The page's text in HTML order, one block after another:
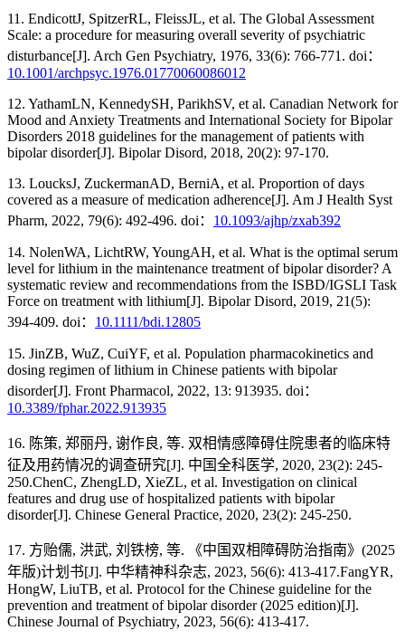
11. EndicottJ, SpitzerRL, FleissJL, et al. The Global Assessment
Scale: a procedure for measuring overall severity of psychiatric
disturbance[J]. Arch Gen Psychiatry, 1976, 33(6): 766-771. doi：
10.1001/archpsyc.1976.01770060086012
12. YathamLN, KennedySH, ParikhSV, et al. Canadian Network for
Mood and Anxiety Treatments and International Society for Bipolar
Disorders 2018 guidelines for the management of patients with
bipolar disorder[J]. Bipolar Disord, 2018, 20(2): 97-170.
13. LoucksJ, ZuckermanAD, BerniA, et al. Proportion of days
covered as a measure of medication adherence[J]. Am J Health Syst
Pharm, 2022, 79(6): 492-496. doi： 10.1093/ajhp/zxab392
14. NolenWA, LichtRW, YoungAH, et al. What is the optimal serum
level for lithium in the maintenance treatment of bipolar disorder? A
systematic review and recommendations from the ISBD/IGSLI Task
Force on treatment with lithium[J]. Bipolar Disord, 2019, 21(5):
394-409. doi： 10.1111/bdi.12805
15. JinZB, WuZ, CuiYF, et al. Population pharmacokinetics and
dosing regimen of lithium in Chinese patients with bipolar
disorder[J]. Front Pharmacol, 2022, 13: 913935. doi：
10.3389/fphar.2022.913935
16. 陈策, 郑丽丹, 谢作良, 等. 双相情感障碍住院患者的临床特
征及用药情况的调查研究[J]. 中国全科医学, 2020, 23(2): 245-
250.ChenC, ZhengLD, XieZL, et al. Investigation on clinical
features and drug use of hospitalized patients with bipolar
disorder[J]. Chinese General Practice, 2020, 23(2): 245-250.
17. 方贻儒, 洪武, 刘铁榜, 等. 《中国双相障碍防治指南》(2025
年版)计划书[J]. 中华精神科杂志, 2023, 56(6): 413-417.FangYR,
HongW, LiuTB, et al. Protocol for the Chinese guideline for the
prevention and treatment of bipolar disorder (2025 edition)[J].
Chinese Journal of Psychiatry, 2023, 56(6): 413-417.